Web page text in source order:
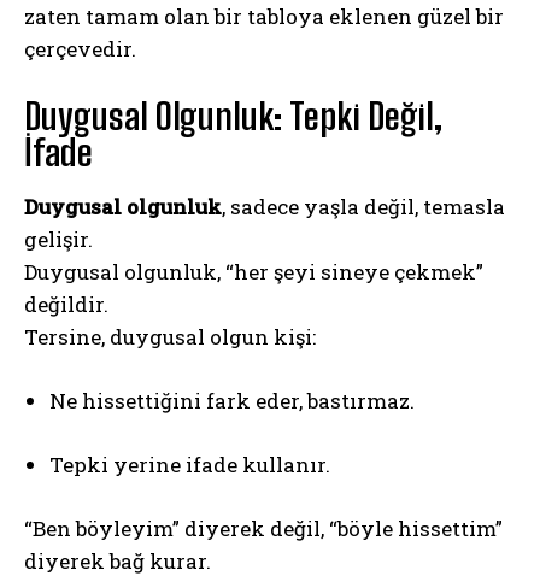
zaten tamam olan bir tabloya eklenen güzel bir
çerçevedir.
Duygusal Olgunluk: Tepki Değil,
İfade
Duygusal olgunluk, sadece yaşla değil, temasla
gelişir.
Duygusal olgunluk, “her şeyi sineye çekmek”
değildir.
Tersine, duygusal olgun kişi:
Ne hissettiğini fark eder, bastırmaz.
Tepki yerine ifade kullanır.
“Ben böyleyim” diyerek değil, “böyle hissettim”
diyerek bağ kurar.